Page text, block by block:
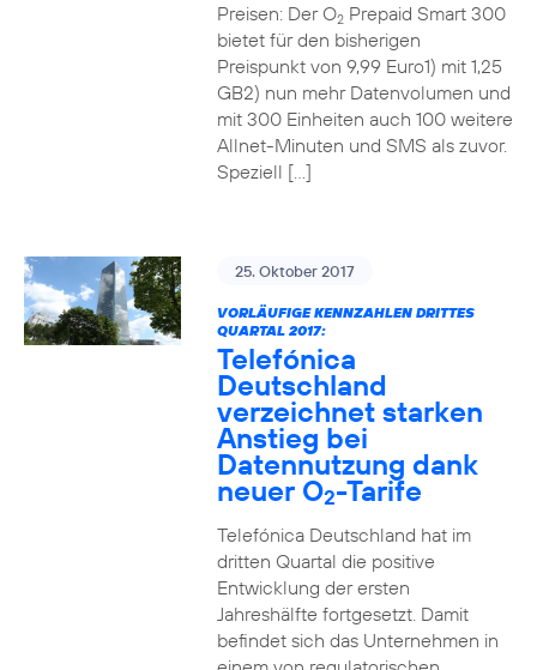
Preisen: Der O2Prepaid Smart 300
bietet für den bisherigen
Preispunkt von 9,99 Euro1) mit 1,25
GB2) nun mehr Datenvolumen und
mit 300 Einheiten auch 100 weitere
Allnet-Minuten und SMS als zuvor.
Speziell […]
25. Oktober 2017
VORLÄUFIGE KENNZAHLEN DRITTES
QUARTAL 2017:
Telefónica
Deutschland
verzeichnet starken
Anstieg bei
Datennutzung dank
neuer O2-Tarife
Telefónica Deutschland hat im
dritten Quartal die positive
Entwicklung der ersten
Jahreshälfte fortgesetzt. Damit
befindet sich das Unternehmen in